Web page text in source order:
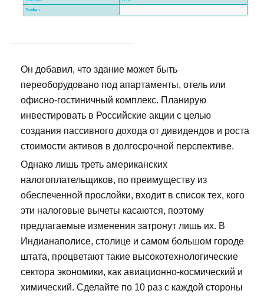
Он добавил, что здание может быть
переоборудовано под апартаменты, отель или
офисно-гостиничный комплекс. Планирую
инвестировать в Российские акции с целью
создания пассивного дохода от дивидендов и роста
стоимости активов в долгосрочной перспективе.
Однако лишь треть американских
налогоплательщиков, по преимуществу из
обеспеченной прослойки, входит в список тех, кого
эти налоговые вычеты касаются, поэтому
предлагаемые изменения затронут лишь их. В
Индианаполисе, столице и самом большом городе
штата, процветают такие высокотехнологические
сектора экономики, как авиационно-космический и
химический. Сделайте по 10 раз с каждой стороны